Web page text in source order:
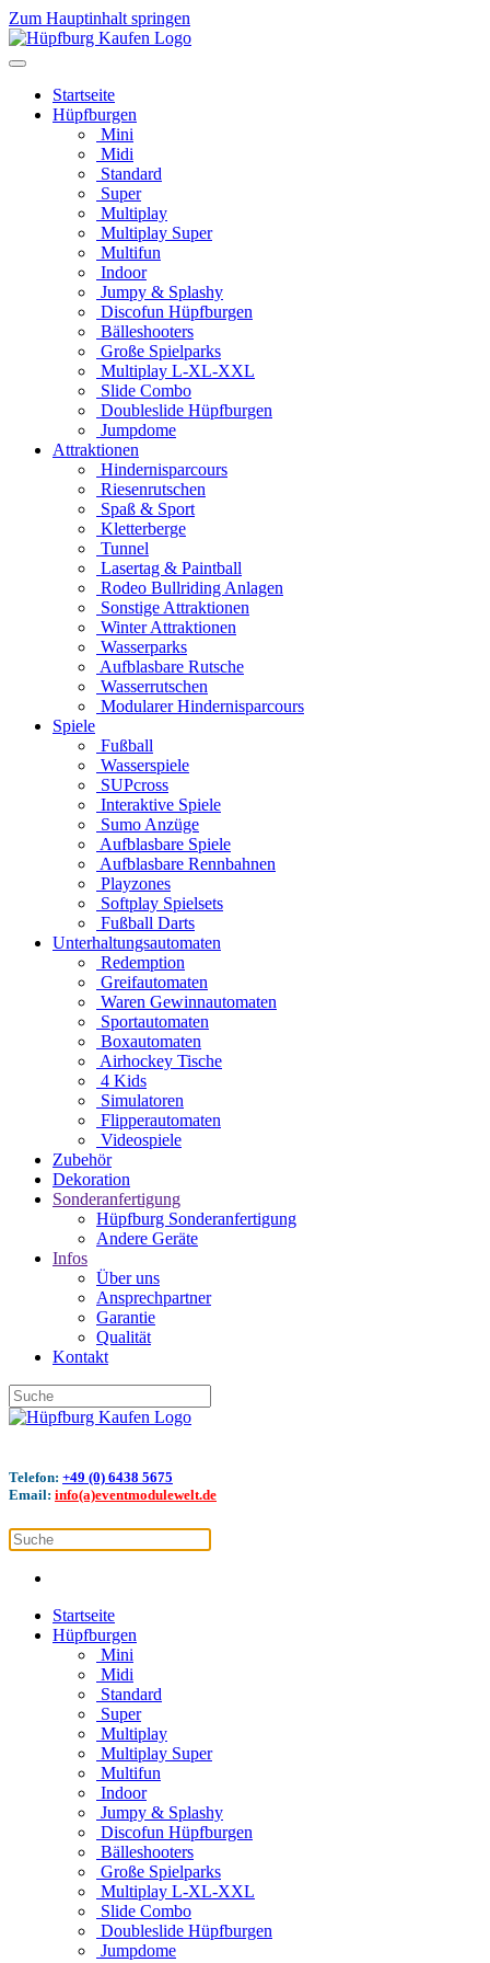
Zum Hauptinhalt springen
Startseite
Hüpfburgen
Mini
Midi
Standard
Super
Multiplay
Multiplay Super
Multifun
Indoor
Jumpy & Splashy
Discofun Hüpfburgen
Bälleshooters
Große Spielparks
Multiplay L-XL-XXL
Slide Combo
Doubleslide Hüpfburgen
Jumpdome
Attraktionen
Hindernisparcours
Riesenrutschen
Spaß & Sport
Kletterberge
Tunnel
Lasertag & Paintball
Rodeo Bullriding Anlagen
Sonstige Attraktionen
Winter Attraktionen
Wasserparks
Aufblasbare Rutsche
Wasserrutschen
Modularer Hindernisparcours
Spiele
Fußball
Wasserspiele
SUPcross
Interaktive Spiele
Sumo Anzüge
Aufblasbare Spiele
Aufblasbare Rennbahnen
Playzones
Softplay Spielsets
Fußball Darts
Unterhaltungsautomaten
Redemption
Greifautomaten
Waren Gewinnautomaten
Sportautomaten
Boxautomaten
Airhockey Tische
4 Kids
Simulatoren
Flipperautomaten
Videospiele
Zubehör
Dekoration
Sonderanfertigung
Hüpfburg Sonderanfertigung
Andere Geräte
Infos
Über uns
Ansprechpartner
Garantie
Qualität
Kontakt
Telefon: +49 (0) 6438 5675
Email: info(a)eventmodulewelt.de
Startseite
Hüpfburgen
Mini
Midi
Standard
Super
Multiplay
Multiplay Super
Multifun
Indoor
Jumpy & Splashy
Discofun Hüpfburgen
Bälleshooters
Große Spielparks
Multiplay L-XL-XXL
Slide Combo
Doubleslide Hüpfburgen
Jumpdome